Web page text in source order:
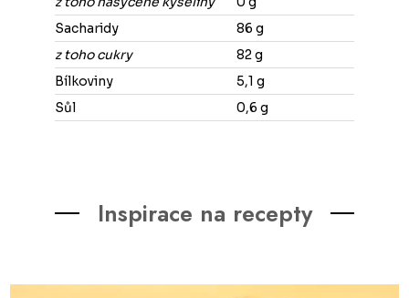
Sacharidy
86 g
z toho cukry
82 g
Bílkoviny
5,1 g
Sůl
0,6 g
Inspirace na recepty